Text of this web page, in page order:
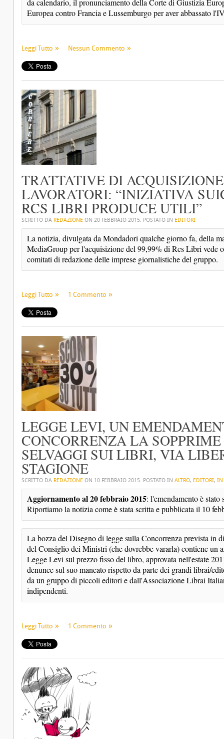
da calendario, il pronunciamento della Corte di Giustizia
Europea contro Francia e Lussemburgo per aver abbassato
Leggi Tutto Nessun Commento
TRATTATIVE DI
LAVORATORI: “INIZIATIVA
RCS LIBRI PRODUCE UTILI”
SCRITTO DA REDAZIONE ON 20 FEBBRAIO 2015. POSTATO IN EDITORI
La notizia, divulgata da Mondadori qualche giorno fa, della
MediaGroup per l'acquisizione del 99,99% di Rcs Libri vede
comitati di redazione delle imprese giornalistiche del gruppo.
Leggi Tutto 1 Commento
LEGGE LEVI, UN
CONCORRENZA LA
SELVAGGI SUI LIBRI, VIA
STAGIONE
SCRITTO DA REDAZIONE ON 10 FEBBRAIO 2015. POSTATO IN ALTRO, EDITORI, IN
Aggiornamento al 20 febbraio 2015: l'emendamento è
Riportiamo la notizia come è stata scritta e pubblicata il 10
La bozza del Disegno di legge sulla Concorrenza prevista in
del Consiglio dei Ministri (che dovrebbe vararla) contiene un
Legge Levi sul prezzo fisso del libro, approvata nell'estate
denunce sul suo mancato rispetto da parte dei grandi librai/
da un gruppo di piccoli editori e dall'Associazione Librai
indipendenti.
Leggi Tutto 1 Commento